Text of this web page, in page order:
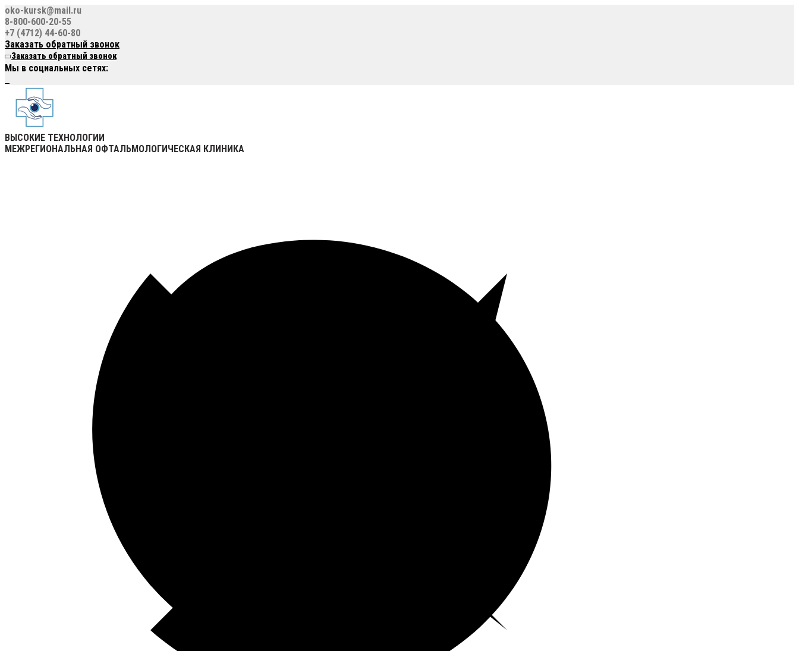
oko-kursk@mail.ru
8-800-600-20-55
+7 (4712) 44-60-80
Заказать обратный звонок
Заказать обратный звонок
Мы в социальных сетях:
ВЫСОКИЕ ТЕХНОЛОГИИ
МЕЖРЕГИОНАЛЬНАЯ ОФТАЛЬМОЛОГИЧЕСКАЯ КЛИНИКА